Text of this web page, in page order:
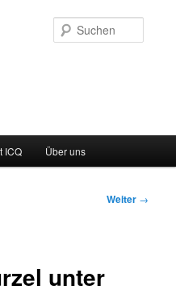
ICQ Über uns
Weiter →
unter